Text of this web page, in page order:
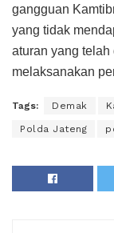
gangguan
yang tidak
aturan yang
melaksanakan
Tags: Demak
Polda Jateng